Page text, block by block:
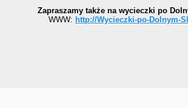
Zapraszamy także na wycieczki po
WWW: http://Wycieczki-po-Dolnym-